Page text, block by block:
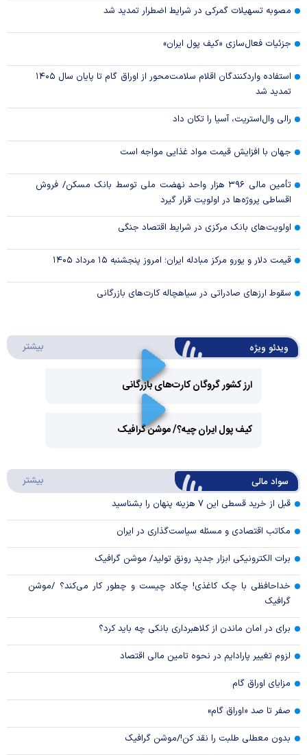
مصوبه تسهیلات گمرکی در شرایط اضطرار تمدید شد
جزئیات فعال‌سازی «کیف پول ایران»
استفاده واردکنندگان اقلام سلامت‌محور از اوراق گام تا پایان سال ۱۴۰۵
تمدید شد
رالی وال‌استریت، آسیا را تکان داد
جهان با افزایش قیمت مواد غذایی مواجه است
تأمین مالی ۳۹۶ هزار واحد نهضت ملی توسط بانک مسکن/ فروش
اقساطی پروژه‌ها در اولویت قرار گیرد
اولویت‌های بانک مرکزی در شرایط اقتصاد جنگی
قیمت دلار و یورو مرکز مبادله ایران؛ امروز پنجشنبه ۱۵ مرداد ۱۴۰۵
سقوط ارزهای صادراتی در سیاهچاله کارت‌های بازرگانی
ویدئو ویژه بیشتر
ارز کشور گروگان کارت‌های بازرگانی
Video
کیف پول ایران چیه؟/ موشن گرافیک
سواد مالی بیشتر
قبل از خرید قسطی این ۷ هزینه پنهان را بشناسید
مکاتب اقتصادی و مسئله سیاست‌گذاری در ایران
برات الکترونیکی ابزار جدید رونق تولید/ موشن گرافیک
خداحافظی با چک کاغذی! چکاد چیست و چطور کار می‌کند؟ /موشن
گرافیک
برای در امان ماندن از کلاهبرداری بانکی چه باید کرد؟
لزوم تغییر پارادایم در نحوه تامین مالی اقتصاد
مزایای اوراق گام
صفر تا صد «اوراق گام»
بدون معطلی طلبت را نقد کن!/موشن گرافیک